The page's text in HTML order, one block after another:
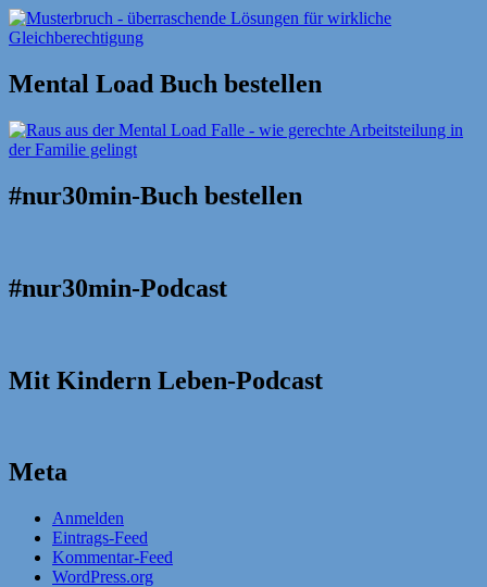
Mental Load Buch bestellen
#nur30min-Buch bestellen
#nur30min-Podcast
Mit Kindern Leben-Podcast
Meta
Anmelden
Eintrags-Feed
Kommentar-Feed
WordPress.org